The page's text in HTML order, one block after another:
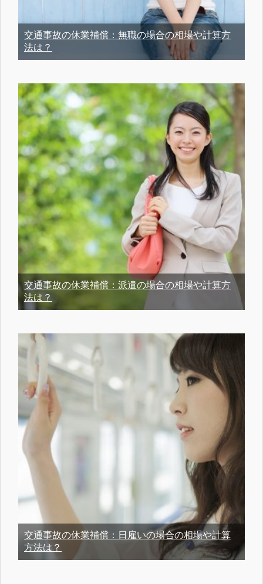
交通事故の休業補償：無職の場合の相場や計算方
法は？
交通事故の休業補償：派遣の場合の相場や計算方
法は？
交通事故の休業補償：日雇いの場合の相場や計算
方法は？